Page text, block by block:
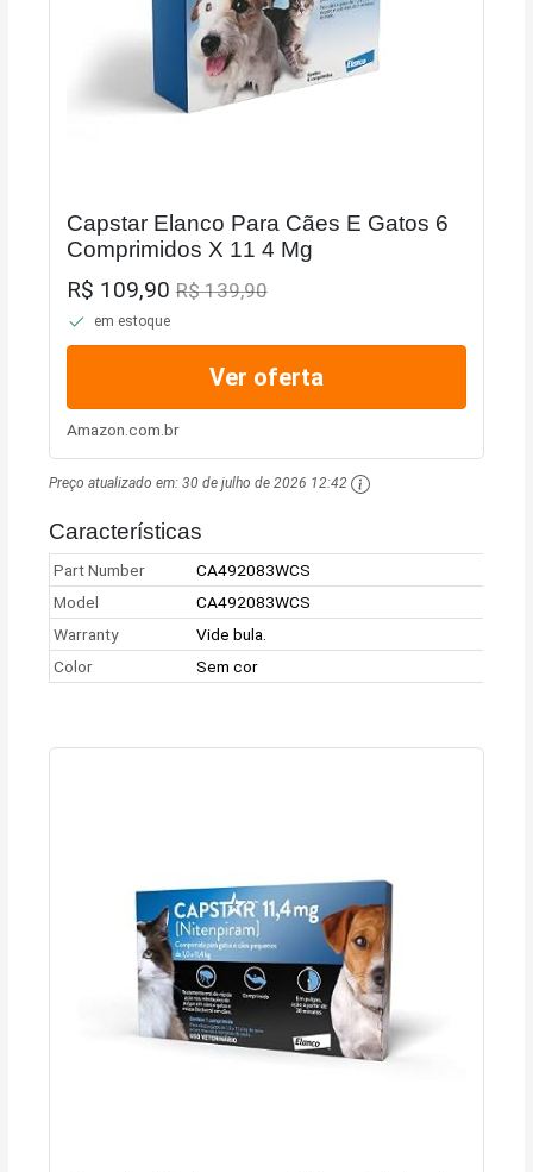
Capstar Elanco Para Cães E Gatos 6
Comprimidos X 11 4 Mg
R$ 109,90R$ 139,90
em estoque
Ver oferta
Amazon.com.br
Preço atualizado em:30 de julho de 2026 12:42
Características
Part Number
CA492083WCS
Model
CA492083WCS
Warranty
Vide bula.
Color
Sem cor